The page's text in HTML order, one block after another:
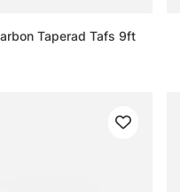
Taperad Tafs 9ft